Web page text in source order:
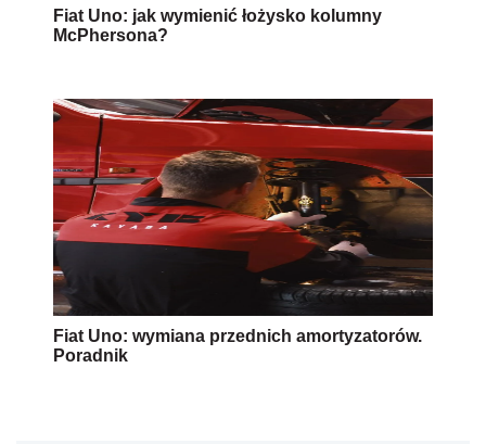
Fiat Uno: jak wymienić łożysko kolumny
McPhersona?
Fiat Uno: wymiana przednich amortyzatorów.
Poradnik